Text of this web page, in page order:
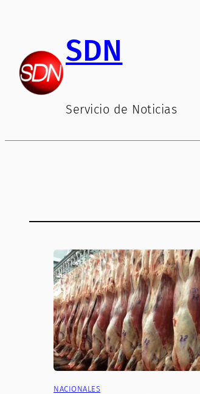
contenido
SDN
Servicio de Noticias
NACIONALES